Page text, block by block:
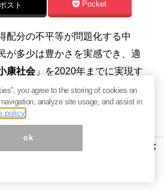
スト Pocket
配分の不平等が問題化する中
が多少は豊かさを実感でき、適
康社会」を2020年までに実現す
。
なった
国株式市場の反応
ース』の解説で詳しく見てみまし
」の廃止
銘柄に買いが集まりました。
×
you agree to the storing of cookies on
analyze site usage, and assist in
policy
ok